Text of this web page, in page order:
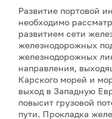
Развитие портовой
необходимо
развитием сети
железнодорожных
железнодорожных
направления,
Карского морей и
выход в Западную
повысит грузовой
пути. Прокладка